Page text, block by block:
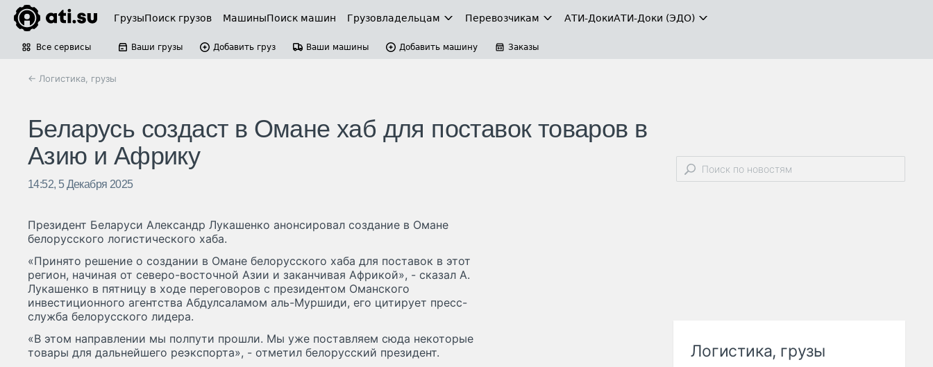
ГрузыПоиск грузов МашиныПоиск машин Грузовладельцам Перевозчикам АТИ-ДокиАТИ-Доки (ЭДО)
Все сервисы Ваши грузы Добавить груз Ваши машины Добавить машину Заказы
← Логистика, грузы
Беларусь создаст в Омане хаб для поставок товаров в
Азию и Африку
14:52, 5 Декабря 2025
Президент Беларуси Александр Лукашенко анонсировал создание в Омане
белорусского логистического хаба.
«Принято решение о создании в Омане белорусского хаба для поставок в этот
регион, начиная от северо-восточной Азии и заканчивая Африкой», - сказал А.
Лукашенко в пятницу в ходе переговоров с президентом Оманского
инвестиционного агентства Абдулсаламом аль-Муршиди, его цитирует пресс-
служба белорусского лидера.
«В этом направлении мы полпути прошли. Мы уже поставляем сюда некоторые
товары для дальнейшего реэкспорта», - отметил белорусский президент.
Логистика, грузы